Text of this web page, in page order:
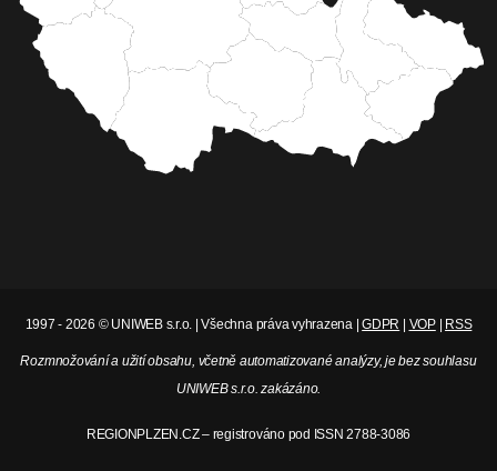
1997 - 2026 © UNIWEB s.r.o. | Všechna práva vyhrazena |GDPR | VOP| RSS
Rozmnožování a užití obsahu, včetně automatizované analýzy, je bez souhlasu
UNIWEB s.r.o. zakázáno.
REGIONPLZEN.CZ – registrováno pod ISSN 2788-3086